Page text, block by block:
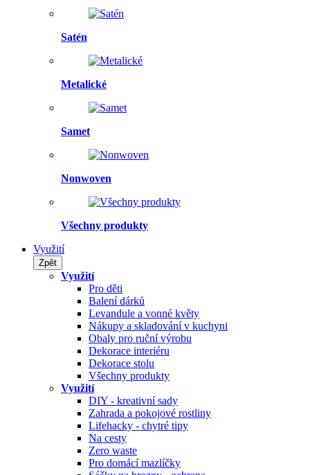
Satén
Metalické
Samet
Nonwoven
Všechny produkty
Využití
Zpět
Využití
Pro děti
Balení dárků
Levandule a vonné květy
Nákupy a skladování v kuchyni
Obaly pro ruční výrobu
Dekorace interiéru
Dekorace stolu
Všechny produkty
Využití
DIY - kreativní sady
Zahrada a pokojové rostliny
Lifehacky - chytré tipy
Na cesty
Zero waste
Pro domácí mazlíčky